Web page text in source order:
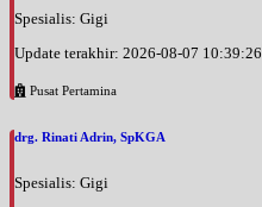
Spesialis: Gigi
Update terakhir: 2026-08-07 10:39:26
Pusat Pertamina
drg. Rinati Adrin, SpKGA
Spesialis: Gigi